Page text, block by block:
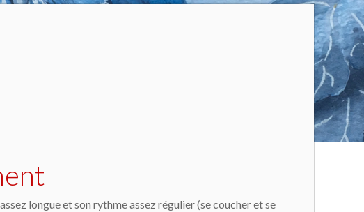
longue et son rythme assez régulier (se coucher et se